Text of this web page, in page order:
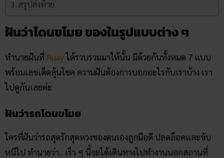
สรุปส่งท้าย
ฝันว่าโดนขโมย ของในรูปแบบต่าง ๆ
ทำนายฝันที่ Ruayได้รวบรวมมาให้นั้น มีด้วยกันทั้งหมด 7 แบบ
พร้อมเลขเด็ดลุ้นโชค ความฝันต้องการบอกอะไรกับเราบ้าง เรา
ไปดูกันเลยค่ะ
ฝันว่ารถโดนขโมย
ใครที่ฝันว่ารถสุดรักสุดหวงของตนเองถูกมือดี ปลดล็อคและขับ
หนีไป ทำนายว่า.. เร็ว ๆ นี้จะได้เดินทางไปทำงานนอกสถานที่